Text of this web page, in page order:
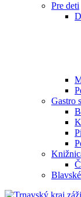
Pre deti
Gastro